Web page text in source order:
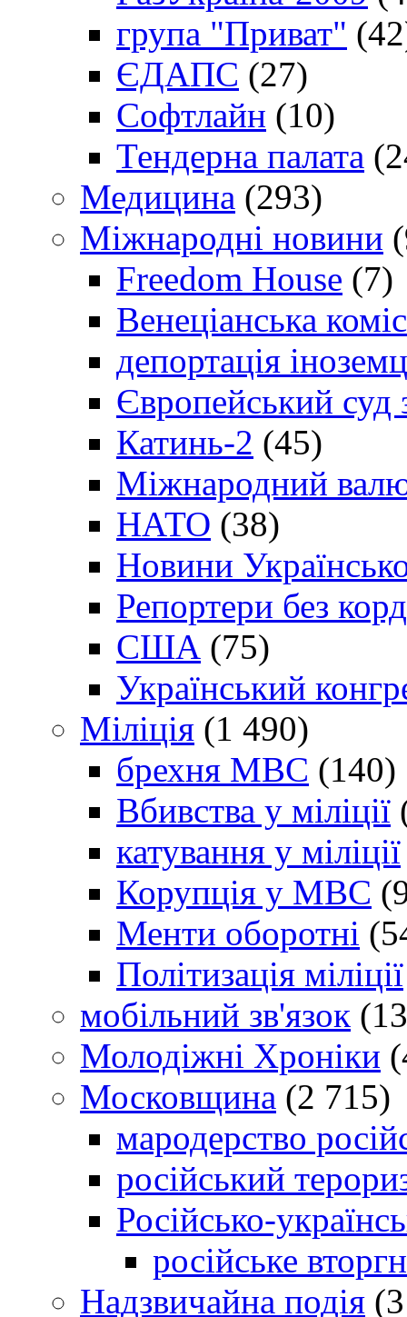
група "Приват"
ЄДАПС (27)
Софтлайн (10)
Тендерна палата
Медицина (293)
Міжнародні новини
Freedom House (7)
Венеціанська
депортація
Європейський
Катинь-2 (45)
Міжнародний
НАТО (38)
Новини
Репортери без
США (75)
Український
Міліція (1 490)
брехня МВС (140)
Вбивства у міліції
катування у міліції
Корупція у МВС
Менти оборотні
Політизація міліції
мобільний зв'язок
Молодіжні Хроніки
Московщина (2 715)
мародерство
російський
Російсько-
російське
Надзвичайна подія